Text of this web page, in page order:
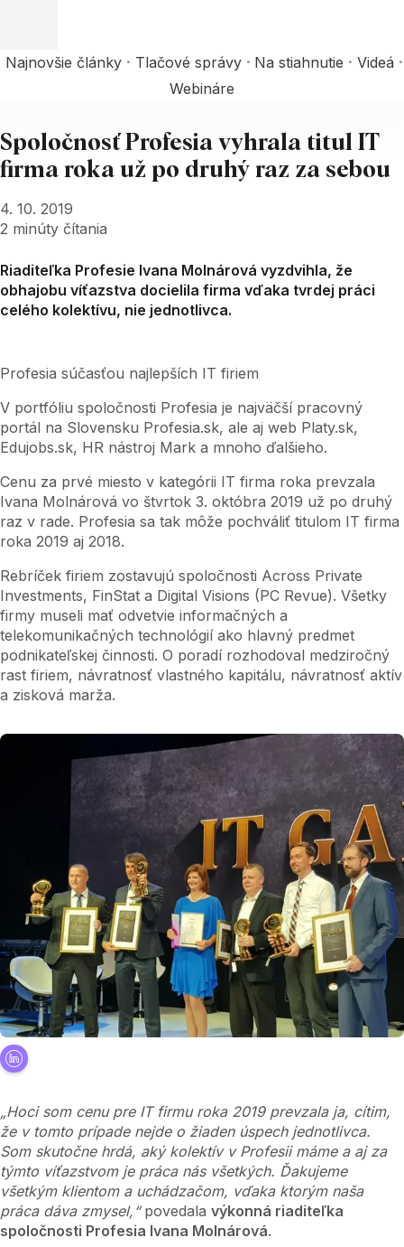
Najnovšie články Tlačové správy Na stiahnutie
Videá
Webináre
Spoločnosť Profesia vyhrala titul IT
firma roka už po druhý raz za sebou
4. 10. 2019
2 minúty čítania
Riaditeľka Profesie Ivana Molnárová vyzdvihla, že
obhajobu víťazstva docielila firma vďaka tvrdej práci
celého kolektívu, nie jednotlivca.
Profesia súčasťou najlepších IT firiem
V portfóliu spoločnosti Profesia je najväčší pracovný
portál na Slovensku Profesia.sk, ale aj web Platy.sk,
Edujobs.sk, HR nástroj Mark a mnoho ďalšieho.
Cenu za prvé miesto v kategórii IT firma roka prevzala
Ivana Molnárová vo štvrtok 3. októbra 2019 už po druhý
raz v rade. Profesia sa tak môže pochváliť titulom IT firma
roka 2019 aj 2018.
Rebríček firiem zostavujú spoločnosti Across Private
Investments, FinStat a Digital Visions (PC Revue). Všetky
firmy museli mať odvetvie informačných a
telekomunikačných technológií ako hlavný predmet
podnikateľskej činnosti. O poradí rozhodoval medziročný
rast firiem, návratnosť vlastného kapitálu, návratnosť aktív
a zisková marža.
„Hoci som cenu pre IT firmu roka 2019 prevzala ja, cítim,
že v tomto prípade nejde o žiaden úspech jednotlivca.
Som skutočne hrdá, aký kolektív v Profesii máme a aj za
týmto víťazstvom je práca nás všetkých. Ďakujeme
všetkým klientom a uchádzačom, vďaka ktorým naša
práca dáva zmysel,“povedala výkonná riaditeľka
spoločnosti Profesia Ivana Molnárová.